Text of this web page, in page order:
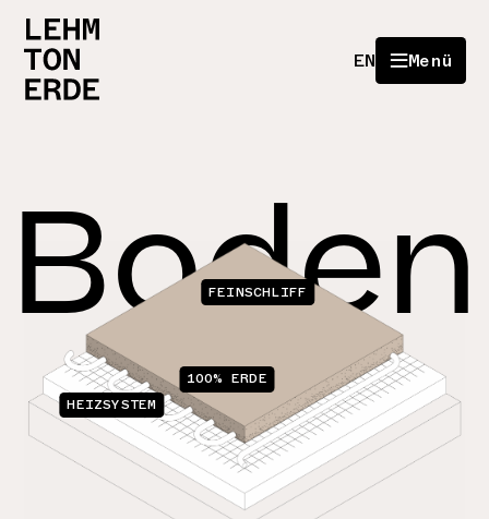
EN Menü
Boden
FEINSCHLIFF
100% ERDE
HEIZSYSTEM